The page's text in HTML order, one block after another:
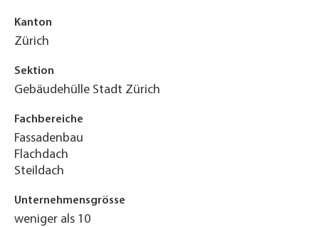
Kanton
Zürich
Sektion
Gebäudehülle Stadt Zürich
Fachbereiche
Fassadenbau
Flachdach
Steildach
Unternehmensgrösse
weniger als 10